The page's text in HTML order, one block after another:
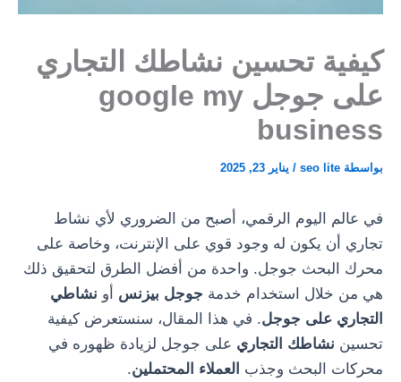
كيفية تحسين نشاطك التجاري
على جوجل google my
business
بواسطة seo lite
/ يناير 23, 2025
في عالم اليوم الرقمي، أصبح من الضروري لأي نشاط
تجاري أن يكون له وجود قوي على الإنترنت، وخاصة على
محرك البحث جوجل. واحدة من أفضل الطرق لتحقيق ذلك
هي من خلال استخدام خدمة جوجل بيزنس أو نشاطي
التجاري على جوجل. في هذا المقال، سنستعرض كيفية
تحسين نشاطك التجاري على جوجل لزيادة ظهوره في
محركات البحث وجذب العملاء المحتملين.